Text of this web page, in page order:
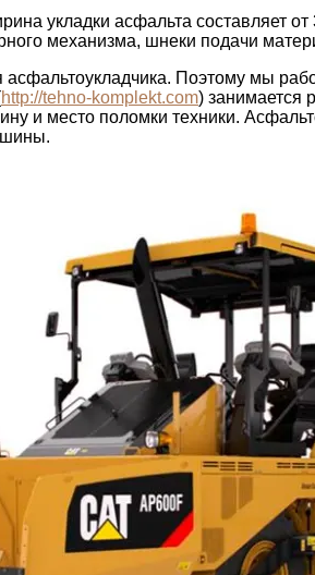
укладки асфальта составляет
механизма, шнеки подачи
асфальтоукладчика. Поэтому мы
http://tehno-komplekt.com) занимается
и место поломки техники.